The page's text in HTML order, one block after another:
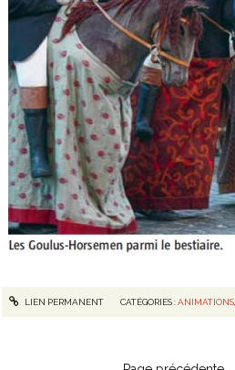
LIEN PERMANENT CATÉGORIES :ANIMATIONS,